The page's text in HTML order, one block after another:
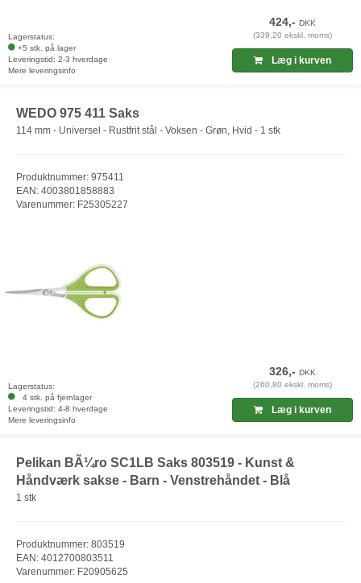
Lagerstatus:
+5 stk. på lager
Leveringstid: 2-3 hverdage
Mere leveringsinfo
424,-DKK
(339,20 ekskl. moms)
Læg i kurven
WEDO 975 411 Saks
114 mm - Universel - Rustfrit stål - Voksen - Grøn, Hvid - 1 stk
Produktnummer: 975411
EAN: 4003801858883
Varenummer: F25305227
Lagerstatus:
4 stk. på fjernlager
Leveringstid: 4-8 hverdage
Mere leveringsinfo
326,-DKK
(260,80 ekskl. moms)
Læg i kurven
Pelikan BÃ¼ro SC1LB Saks 803519 - Kunst &
Håndværk sakse - Barn - Venstrehåndet - Blå
1 stk
Produktnummer: 803519
EAN: 4012700803511
Varenummer: F20905625